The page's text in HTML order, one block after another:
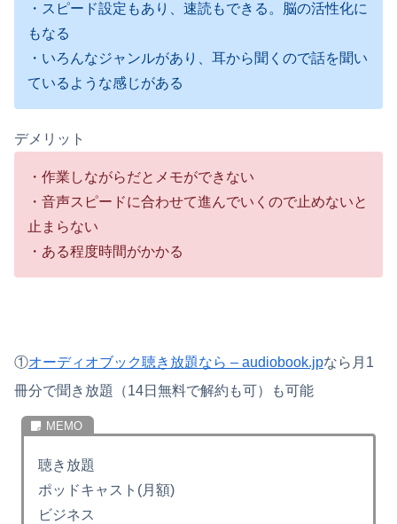
・スピード設定もあり、速読もできる。脳の活性化に
もなる
・いろんなジャンルがあり、耳から聞くので話を聞い
ているような感じがある
デメリット
・作業しながらだとメモができない
・音声スピードに合わせて進んでいくので止めないと
止まらない
・ある程度時間がかかる
①オーディオブック聴き放題なら – audiobook.jpなら月1
冊分で聞き放題（14日無料で解約も可）も可能
聴き放題
ポッドキャスト(月額)
ビジネス